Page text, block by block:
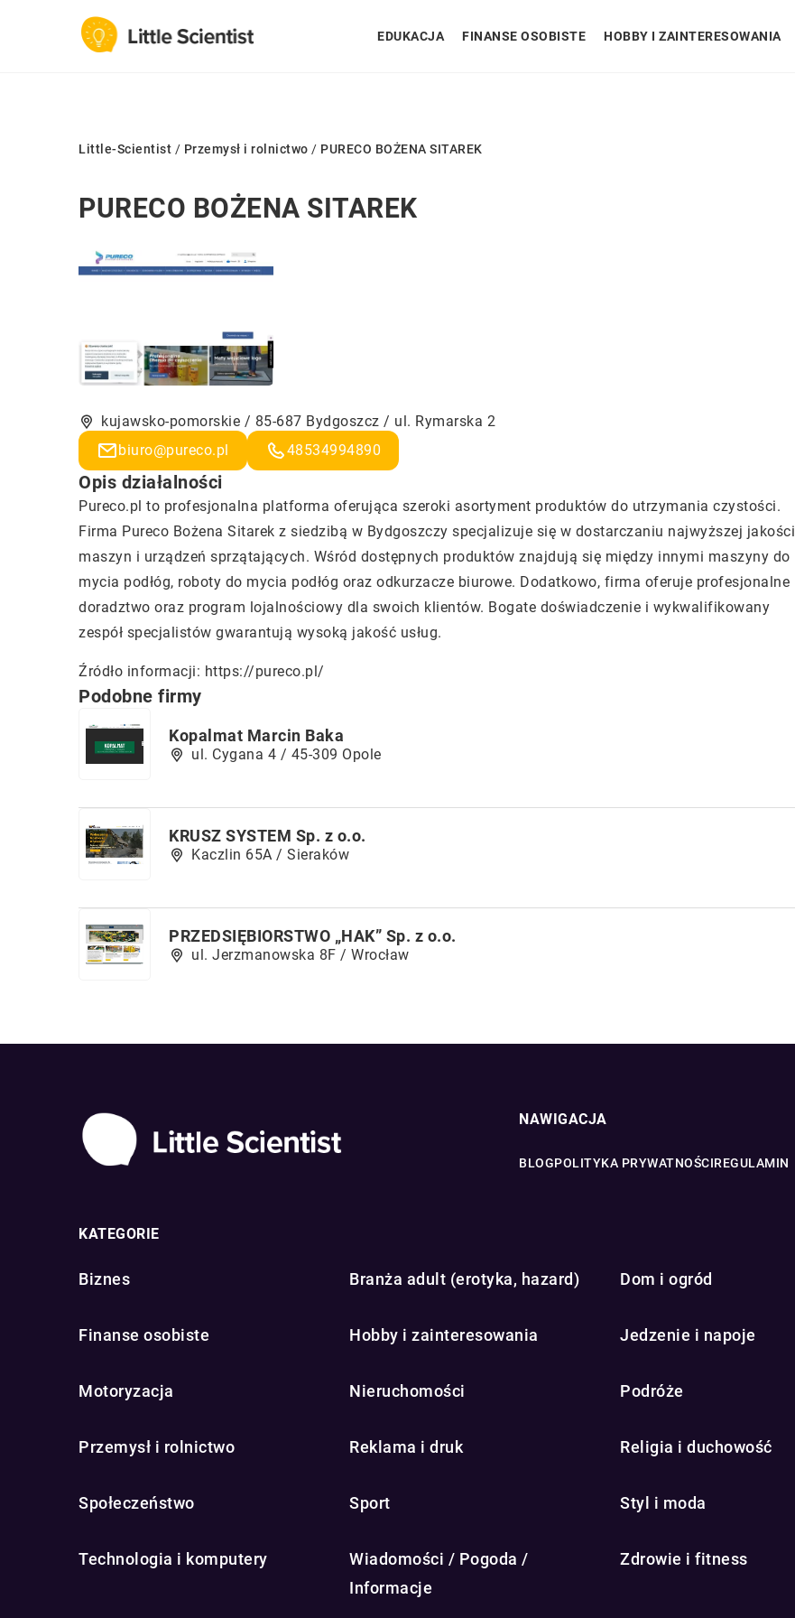
EDUKACJA FINANSE OSOBISTE HOBBY I ZAINTERESOWANIA
Little-Scientist / Przemysł i rolnictwo / PURECO BOŻENA SITAREK
PURECO BOŻENA SITAREK
kujawsko-pomorskie / 85-687 Bydgoszcz / ul. Rymarska 2
biuro@pureco.pl
48534994890
Opis działalności
Pureco.pl to profesjonalna platforma oferująca szeroki asortyment produktów do utrzymania czystości.
Firma Pureco Bożena Sitarek z siedzibą w Bydgoszczy specjalizuje się w dostarczaniu najwyższej jakości
maszyn i urządzeń sprzątających. Wśród dostępnych produktów znajdują się między innymi maszyny do
mycia podłóg, roboty do mycia podłóg oraz odkurzacze biurowe. Dodatkowo, firma oferuje profesjonalne
doradztwo oraz program lojalnościowy dla swoich klientów. Bogate doświadczenie i wykwalifikowany
zespół specjalistów gwarantują wysoką jakość usług.
Źródło informacji: https://pureco.pl/
Podobne firmy
Kopalmat Marcin Baka
ul. Cygana 4 / 45-309 Opole
KRUSZ SYSTEM Sp. z o.o.
Kaczlin 65A / Sieraków
PRZEDSIĘBIORSTWO „HAK” Sp. z o.o.
ul. Jerzmanowska 8F / Wrocław
NAWIGACJA
BLOGPOLITYKA PRYWATNOŚCIREGULAMIN
KATEGORIE
Biznes Branża adult (erotyka, hazard) Dom i ogród
Finanse osobiste Hobby i zainteresowania Jedzenie i napoje
Motoryzacja Nieruchomości Podróże
Przemysł i rolnictwo Reklama i druk Religia i duchowość
Społeczeństwo Sport Styl i moda
Technologia i komputery
Wiadomości / Pogoda /
Informacje
Zdrowie i fitness